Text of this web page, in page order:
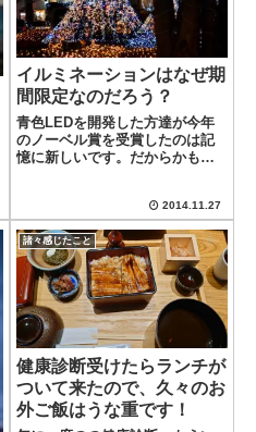
イルミネーションはなぜ期
間限定なのだろう？
青色LEDを開発した方達が今年
のノーベル賞を受賞したのは記
憶に新しいです。だからかもし
は、気のせいでしょうか？と言
うことで、色々なサイトでも特
集されていますが、私が気にな
った(見てみたい...
2014.11.27
諸々感じたこと
健康診断受けたらランチが
ついて来たので、久々のお
外ご飯はうな重です！